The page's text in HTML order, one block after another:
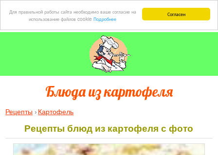
Согласен
Для правильной работы сайта необходимо ваше согласие на
использование файлов cookie Подробнее
Блюда из картофеля
Рецепты Картофель
Рецепты блюд из картофеля с фото